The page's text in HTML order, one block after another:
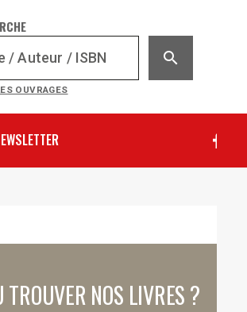
search
OUVRAGES
TROUVER NOS LIVRES ?